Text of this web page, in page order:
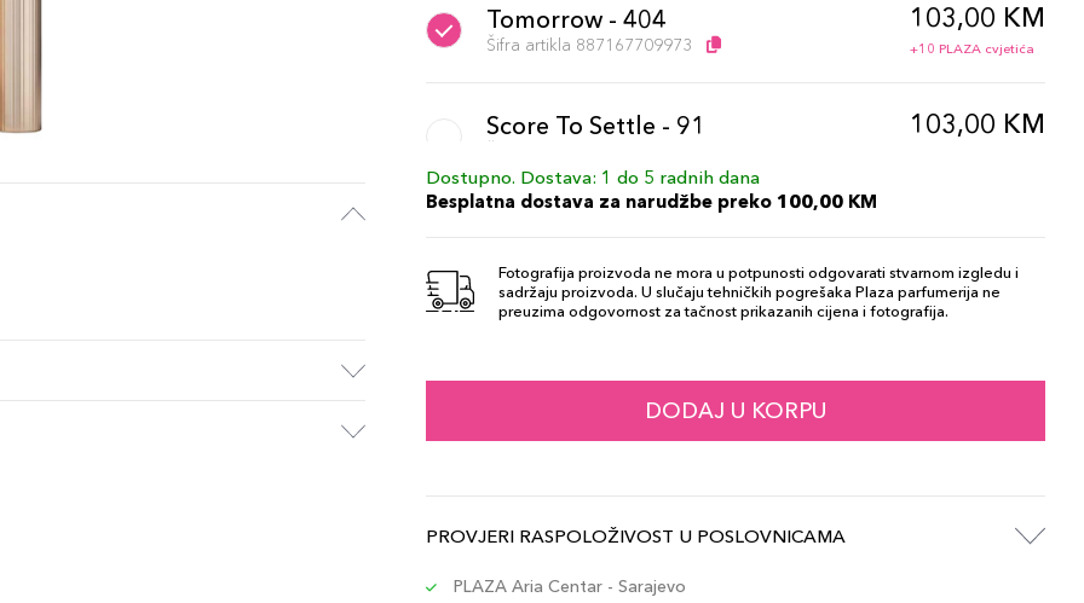
Tomorrow - 404
Šifra artikla 887167709973
103,00 KM
+10 PLAZA cvjetića
Score To Settle - 91 103,00 KM
Call 555 - 902 103,00 KM
Playtime - 419
Šifra artikla 887167709898
103,00 KM
Dostupno. Dostava: 1 do 5 radnih dana
Besplatna dostava za narudžbe preko 100,00 KM
Fotografija proizvoda ne mora u potpunosti odgovarati stvarnom izgledu i
sadržaju proizvoda. U slučaju tehničkih pogrešaka Plaza parfumerija ne
preuzima odgovornost za tačnost prikazanih cijena i fotografija.
DODAJ U KORPU
PROVJERI RASPOLOŽIVOST U POSLOVNICAMA
PLAZA Aria Centar - Sarajevo